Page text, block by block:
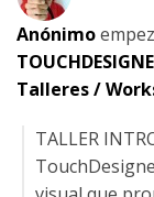
Anónimo
Talleres /
TALLER